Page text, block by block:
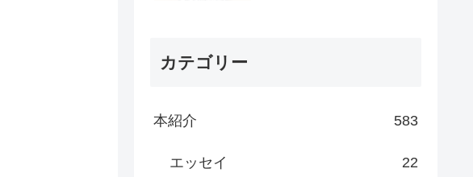
カテゴリー
本紹介 583
エッセイ 22